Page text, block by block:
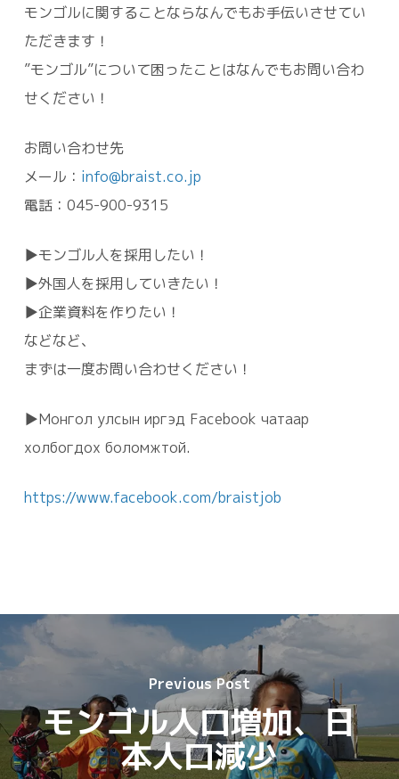
モンゴルに関することならなんでもお手伝いさせてい
ただきます！
”モンゴル”について困ったことはなんでもお問い合わ
せください！
お問い合わせ先
メール： info@braist.co.jp
電話：045-900-9315
▶モンゴル人を採用したい！
▶外国人を採用していきたい！
▶企業資料を作りたい！
などなど、
まずは一度お問い合わせください！
▶Монгол улсын иргэд Facebook чатаар
холбогдох боломжтой.
https://www.facebook.com/braistjob
Previous Post
モンゴル人口増加、日
本人口減少